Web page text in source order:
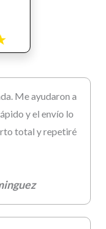
Me ayudaron a
y el envío lo
total y repetiré